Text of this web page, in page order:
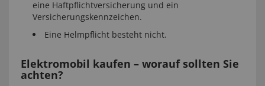
eine Haftpflichtversicherung und ein
Versicherungskennzeichen.
Eine Helmpflicht besteht nicht.
Elektromobil kaufen – worauf sollten Sie
achten?